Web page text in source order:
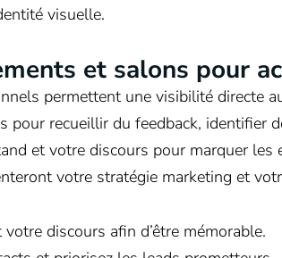
visuelle.
et salons pour
permettent une visibilité directe
pour recueillir du feedback, identifier
et votre discours pour marquer
votre stratégie marketing et
discours afin d’être mémorable.